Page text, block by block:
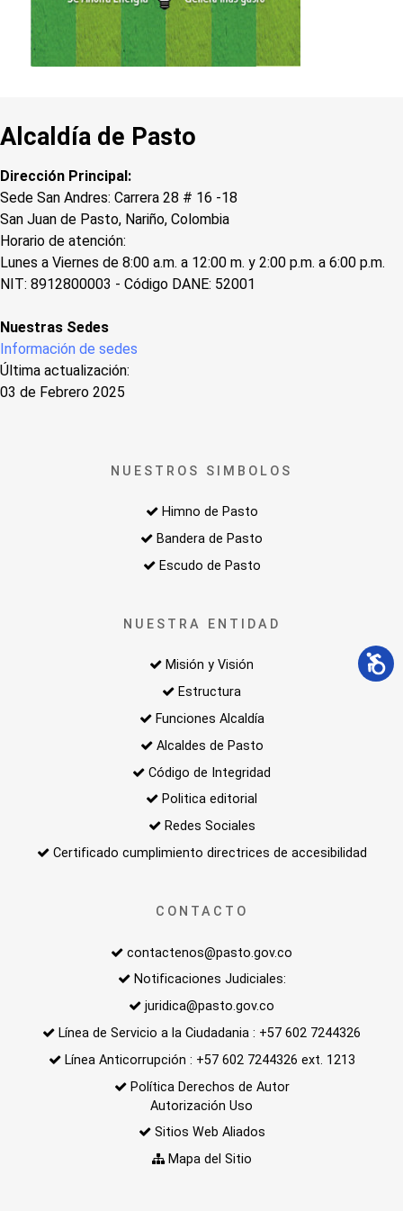
Alcaldía de Pasto
Dirección Principal:
Sede San Andres: Carrera 28 # 16 -18
San Juan de Pasto, Nariño, Colombia
Horario de atención:
Lunes a Viernes de 8:00 a.m. a 12:00 m. y 2:00 p.m. a 6:00 p.m.
NIT: 8912800003 - Código DANE: 52001
Nuestras Sedes
Información de sedes
Última actualización:
03 de Febrero 2025
NUESTROS SIMBOLOS
Himno de Pasto
Bandera de Pasto
Escudo de Pasto
NUESTRA ENTIDAD
Misión y Visión
Estructura
Funciones Alcaldía
Alcaldes de Pasto
Código de Integridad
Politica editorial
Redes Sociales
Certificado cumplimiento directrices de accesibilidad
CONTACTO
contactenos@pasto.gov.co
Notificaciones Judiciales:
juridica@pasto.gov.co
Línea de Servicio a la Ciudadania : +57 602 7244326
Línea Anticorrupción : +57 602 7244326 ext. 1213
Política Derechos de Autor
Autorización Uso
Sitios Web Aliados
Mapa del Sitio